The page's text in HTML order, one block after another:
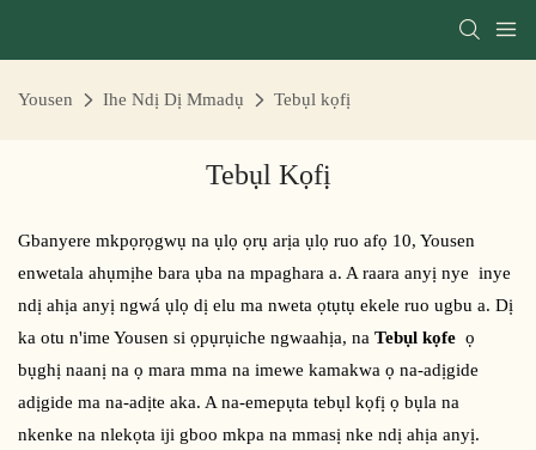
Yousen Ihe Ndị Dị Mmadụ Tebụl kọfị
Tebụl Kọfị
Gbanyere mkpọrọgwụ na ụlọ ọrụ arịa ụlọ ruo afọ 10, Yousen
enwetala ahụmịhe bara ụba na mpaghara a. A raara anyị nye inye
ndị ahịa anyị ngwá ụlọ dị elu ma nweta ọtụtụ ekele ruo ugbu a. Dị
ka otu n'ime Yousen si ọpụrụiche ngwaahịa, na Tebụl kọfe ọ
bụghị naanị na ọ mara mma na imewe kamakwa ọ na-adịgide
adịgide ma na-adịte aka. A na-emepụta tebụl kọfị ọ bụla na
nkenke na nlekọta iji gboo mkpa na mmasị nke ndị ahịa anyị.